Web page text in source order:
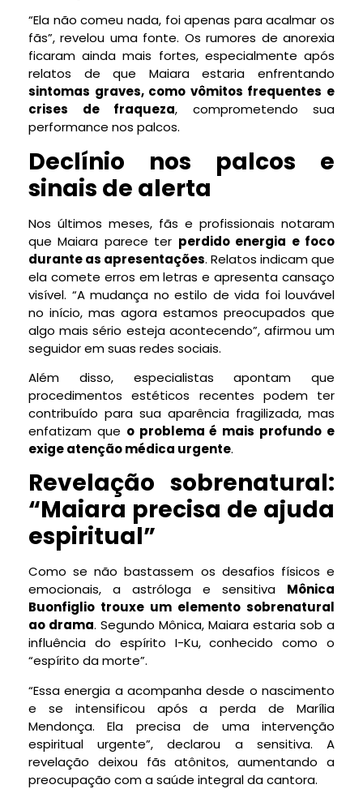
“Ela não comeu nada, foi apenas para acalmar os
fãs”, revelou uma fonte. Os rumores de anorexia
ficaram ainda mais fortes, especialmente após
relatos de que Maiara estaria enfrentando
sintomas graves, como vômitos frequentes e
crises de fraqueza, comprometendo sua
performance nos palcos.
Declínio nos palcos e
sinais de alerta
Nos últimos meses, fãs e profissionais notaram
que Maiara parece ter perdido energia e foco
durante as apresentações. Relatos indicam que
ela comete erros em letras e apresenta cansaço
visível. “A mudança no estilo de vida foi louvável
no início, mas agora estamos preocupados que
algo mais sério esteja acontecendo”, afirmou um
seguidor em suas redes sociais.
Além disso, especialistas apontam que
procedimentos estéticos recentes podem ter
contribuído para sua aparência fragilizada, mas
enfatizam que o problema é mais profundo e
exige atenção médica urgente.
Revelação sobrenatural:
“Maiara precisa de ajuda
espiritual”
Como se não bastassem os desafios físicos e
emocionais, a astróloga e sensitiva Mônica
Buonfiglio trouxe um elemento sobrenatural
ao drama. Segundo Mônica, Maiara estaria sob a
influência do espírito I-Ku, conhecido como o
“espírito da morte”.
“Essa energia a acompanha desde o nascimento
e se intensificou após a perda de Marília
Mendonça. Ela precisa de uma intervenção
espiritual urgente”, declarou a sensitiva. A
revelação deixou fãs atônitos, aumentando a
preocupação com a saúde integral da cantora.